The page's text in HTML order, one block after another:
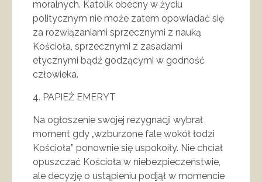
moralnych. Katolik obecny w życiu
politycznym nie może zatem opowiadać się
za rozwiązaniami sprzecznymi z nauką
Kościoła, sprzecznymi z zasadami
etycznymi bądź godzącymi w godność
człowieka.
4. PAPIEŻ EMERYT
Na ogłoszenie swojej rezygnacji wybrał
moment gdy „wzburzone fale wokół łodzi
Kościoła” ponownie się uspokoiły. Nie chciał
opuszczać Kościoła w niebezpieczeństwie,
ale decyzję o ustąpieniu podjął w momencie